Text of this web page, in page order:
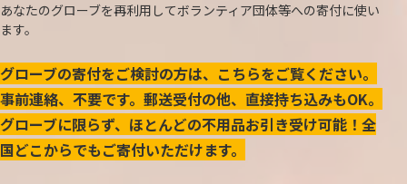
あなたのグローブを再利用してボランティア団体等への寄付に使い
ます。
グローブの寄付をご検討の方は、こちらをご覧ください。
事前連絡、不要です。郵送受付の他、直接持ち込みもOK。
グローブに限らず、ほとんどの不用品お引き受け可能！全
国どこからでもご寄付いただけます。